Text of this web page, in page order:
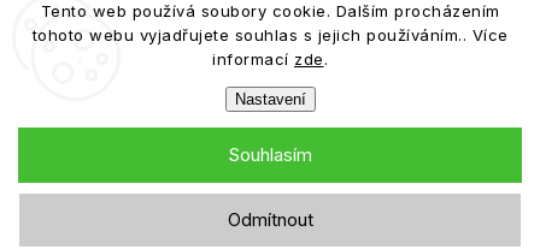
Tento web používá soubory cookie. Dalším procházením
tohoto webu vyjadřujete souhlas s jejich používáním.. Více
informací zde.
Nastavení
Odmítnout
Souhlasím
Sportovní brýle
Kontaktní čočky
Roztoky a oční kapky
Copyright 2026eiffeloptic.cz. Všechna práva vyhrazena.